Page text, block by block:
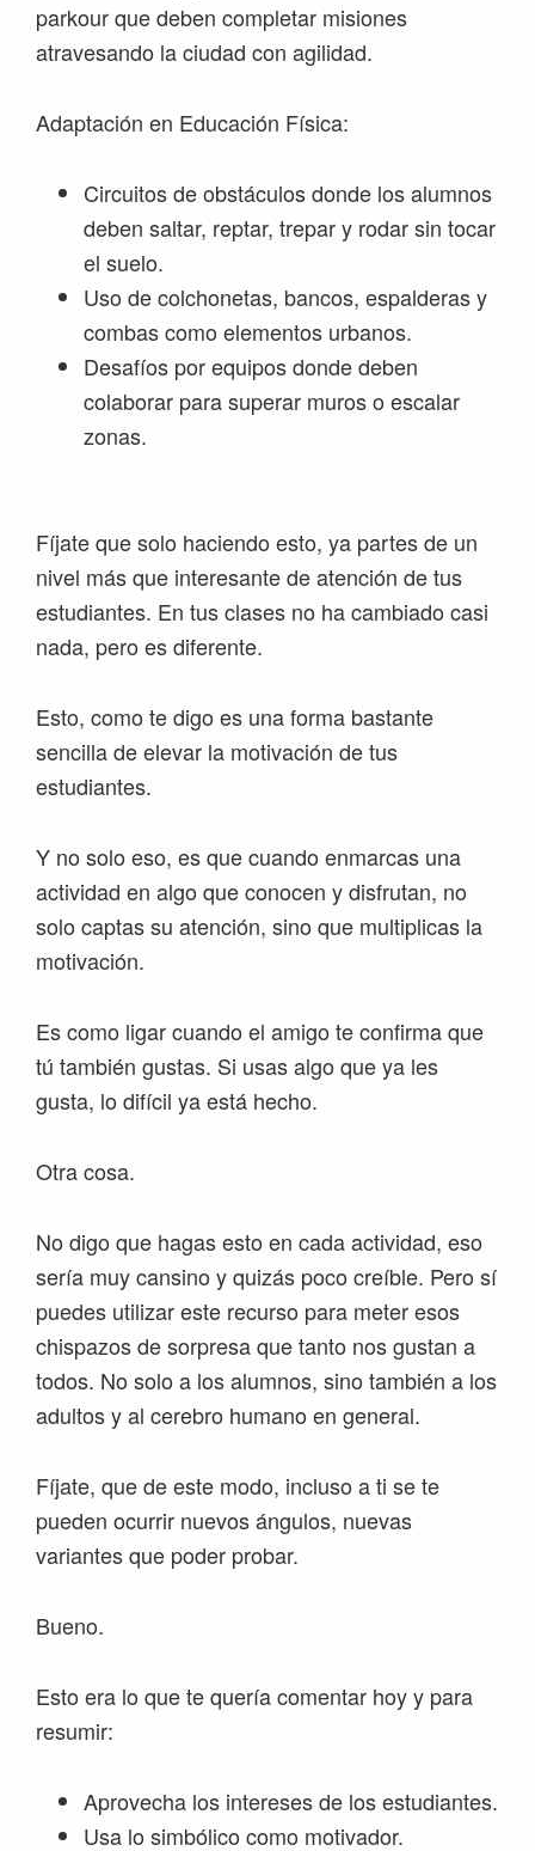
parkour que deben completar misiones
atravesando la ciudad con agilidad.
Adaptación en Educación Física:
Circuitos de obstáculos donde los alumnos
deben saltar, reptar, trepar y rodar sin tocar
el suelo.
Uso de colchonetas, bancos, espalderas y
combas como elementos urbanos.
Desafíos por equipos donde deben
colaborar para superar muros o escalar
zonas.
Fíjate que solo haciendo esto, ya partes de un
nivel más que interesante de atención de tus
estudiantes. En tus clases no ha cambiado casi
nada, pero es diferente.
Esto, como te digo es una forma bastante
sencilla de elevar la motivación de tus
estudiantes.
Y no solo eso, es que cuando enmarcas una
actividad en algo que conocen y disfrutan, no
solo captas su atención, sino que multiplicas la
motivación.
Es como ligar cuando el amigo te confirma que
tú también gustas. Si usas algo que ya les
gusta, lo difícil ya está hecho.
Otra cosa.
No digo que hagas esto en cada actividad, eso
sería muy cansino y quizás poco creíble. Pero sí
puedes utilizar este recurso para meter esos
chispazos de sorpresa que tanto nos gustan a
todos. No solo a los alumnos, sino también a los
adultos y al cerebro humano en general.
Fíjate, que de este modo, incluso a ti se te
pueden ocurrir nuevos ángulos, nuevas
variantes que poder probar.
Bueno.
Esto era lo que te quería comentar hoy y para
resumir:
Aprovecha los intereses de los estudiantes.
Usa lo simbólico como motivador.